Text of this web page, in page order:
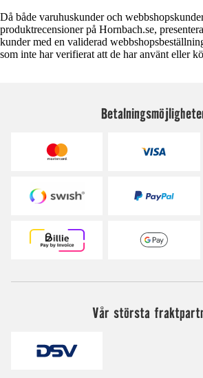
Då både varuhuskunder och
produktrecensioner på Hornbach.se,
kunder med en validerad
som inte har verifierat att de har använt eller
Vår största